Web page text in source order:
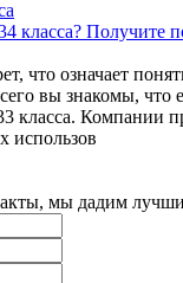
класса? Получите
что означает
вы знакомы, что
класса. Компании
использов
мы дадим